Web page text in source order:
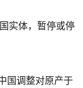
实体，暂停或停
国调整对原产于